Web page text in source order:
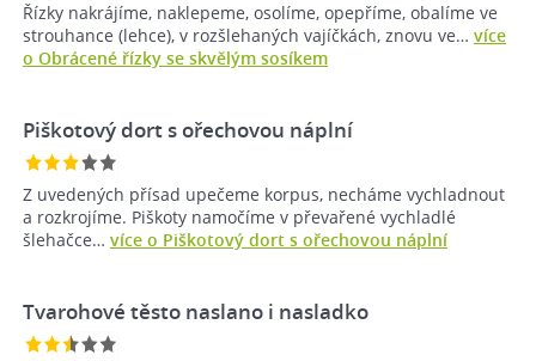
Řízky nakrájíme, naklepeme, osolíme, opepříme, obalíme ve
strouhance (lehce), v rozšlehaných vajíčkách, znovu ve… více
o Obrácené řízky se skvělým sosíkem
Piškotový dort s ořechovou náplní
Z uvedených přísad upečeme korpus, necháme vychladnout
a rozkrojíme. Piškoty namočíme v převařené vychladlé
šlehačce… více o Piškotový dort s ořechovou náplní
Tvarohové těsto naslano i nasladko